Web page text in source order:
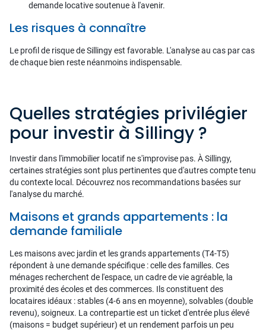
demande locative soutenue à l'avenir.
Les risques à connaître
Le profil de risque de Sillingy est favorable. L'analyse au cas par cas
de chaque bien reste néanmoins indispensable.
Quelles stratégies privilégier
pour investir à Sillingy ?
Investir dans l'immobilier locatif ne s'improvise pas. À Sillingy,
certaines stratégies sont plus pertinentes que d'autres compte tenu
du contexte local. Découvrez nos recommandations basées sur
l'analyse du marché.
Maisons et grands appartements : la
demande familiale
Les maisons avec jardin et les grands appartements (T4-T5)
répondent à une demande spécifique : celle des familles. Ces
ménages recherchent de l'espace, un cadre de vie agréable, la
proximité des écoles et des commerces. Ils constituent des
locataires idéaux : stables (4-6 ans en moyenne), solvables (double
revenu), soigneux. La contrepartie est un ticket d'entrée plus élevé
(maisons = budget supérieur) et un rendement parfois un peu